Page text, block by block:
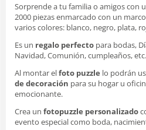
Sorprende a tu familia o amigos con
2000 piezas enmarcado con un
varios colores: blanco, negro, plata,
Es un regalo perfecto para bodas,
Navidad, Comunión, cumpleaños, etc.
Al montar elfoto puzzle lo podrán
de decoración para su hogar u
emocionante.
Crea un fotopuzzle personalizado
evento especial como boda,